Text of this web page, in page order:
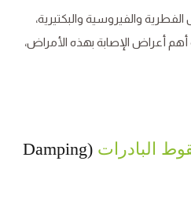
الفطرية والفيروسية والبكتيرية،
أهم أعراض الإصابة بهذه الأمراض،
البادرات (Damping